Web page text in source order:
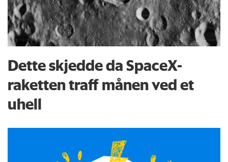
Dette skjedde da SpaceX-
raketten traff månen ved et
uhell